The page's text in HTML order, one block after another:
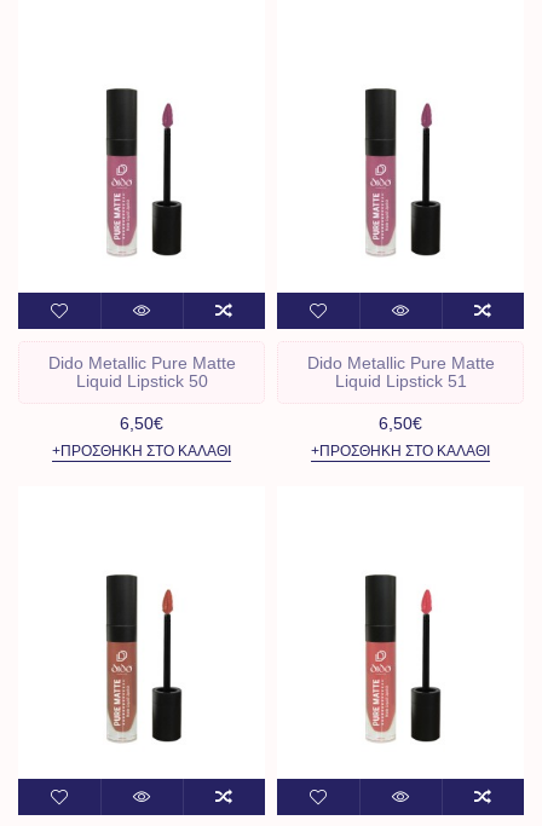
Dido Metallic Pure Matte
Liquid Lipstick 50
6,50€
+ΠΡΟΣΘΉΚΗ ΣΤΟ ΚΑΛΆΘΙ
Dido Metallic Pure Matte
Liquid Lipstick 51
6,50€
+ΠΡΟΣΘΉΚΗ ΣΤΟ ΚΑΛΆΘΙ